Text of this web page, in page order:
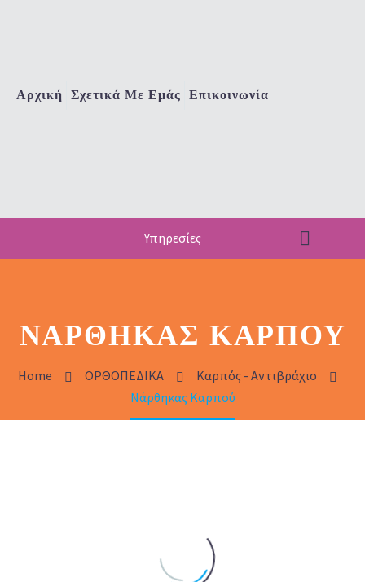
Αρχική Σχετικά Με Εμάς Επικοινωνία
Υπηρεσίες
ΝΆΡΘΗΚΑΣ ΚΑΡΠΟΎ
Home ΟΡΘΟΠΕΔΙΚΑ
Καρπός - Αντιβράχιο
Νάρθηκας Καρπού